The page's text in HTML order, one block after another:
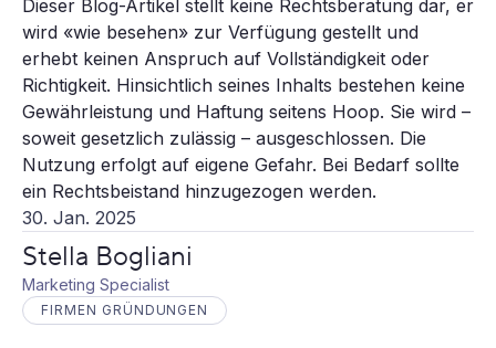
30. Jan. 2025
Stella Bogliani
Marketing Specialist
FIRMEN GRÜNDUNGEN
Dieser Blog-Artikel stellt keine Rechtsberatung dar, er
wird «wie besehen» zur Verfügung gestellt und
erhebt keinen Anspruch auf Vollständigkeit oder
Richtigkeit. Hinsichtlich seines Inhalts bestehen keine
Gewährleistung und Haftung seitens Hoop. Sie wird –
soweit gesetzlich zulässig – ausgeschlossen. Die
Nutzung erfolgt auf eigene Gefahr. Bei Bedarf sollte
ein Rechtsbeistand hinzugezogen werden.